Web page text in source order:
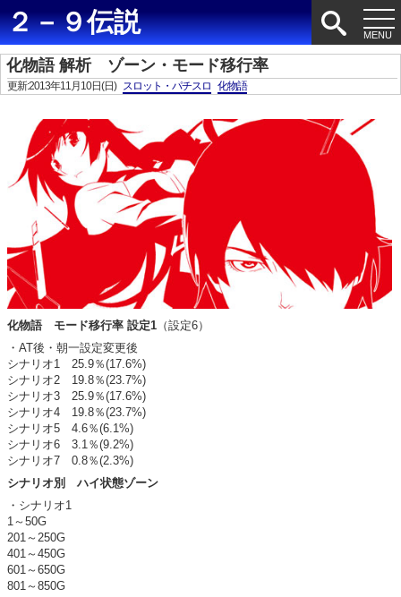
２－９伝説
化物語 解析 ゾーン・モード移行率
更新:2013年11月10日(日) スロット・パチスロ 化物語
化物語 モード移行率 設定1 （設定6）
・AT後・朝一設定変更後
シナリオ1 25.9％(17.6%)
シナリオ2 19.8％(23.7%)
シナリオ3 25.9％(17.6%)
シナリオ4 19.8％(23.7%)
シナリオ5 4.6％(6.1%)
シナリオ6 3.1％(9.2%)
シナリオ7 0.8％(2.3%)
シナリオ別 ハイ状態ゾーン
・シナリオ1
1～50G
201～250G
401～450G
601～650G
801～850G